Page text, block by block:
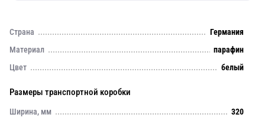
Страна
Германия
Материал
парафин
Цвет
белый
Размеры транспортной коробки
Ширина, мм
320